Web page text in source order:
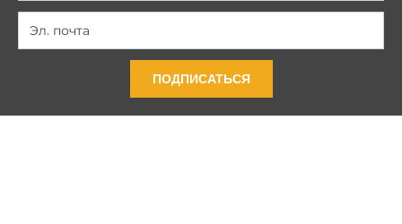
ПОДПИСАТЬСЯ